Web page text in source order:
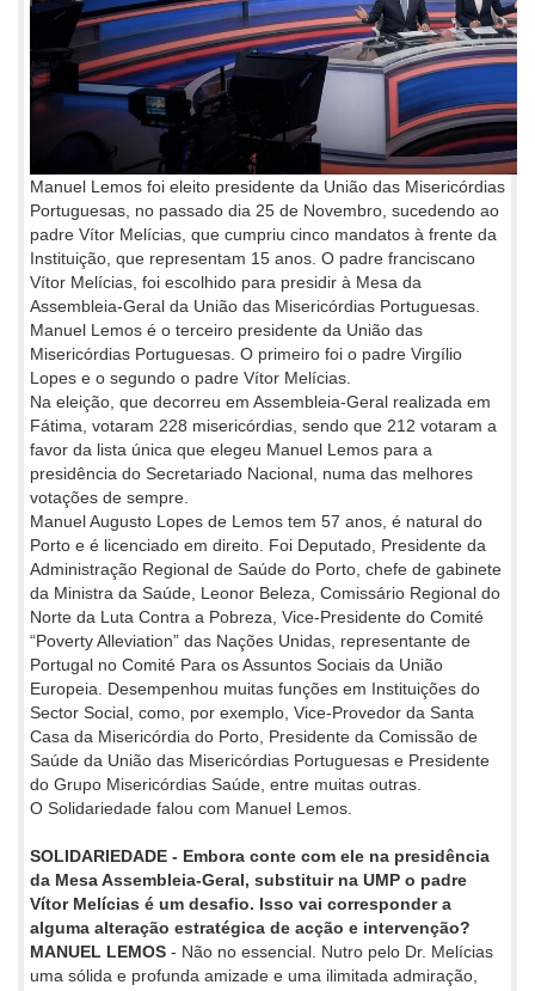
Manuel Lemos foi eleito presidente da União das Misericórdias
Portuguesas, no passado dia 25 de Novembro, sucedendo ao
padre Vítor Melícias, que cumpriu cinco mandatos à frente da
Instituição, que representam 15 anos. O padre franciscano
Vítor Melícias, foi escolhido para presidir à Mesa da
Assembleia-Geral da União das Misericórdias Portuguesas.
Manuel Lemos é o terceiro presidente da União das
Misericórdias Portuguesas. O primeiro foi o padre Virgílio
Lopes e o segundo o padre Vítor Melícias.
Na eleição, que decorreu em Assembleia-Geral realizada em
Fátima, votaram 228 misericórdias, sendo que 212 votaram a
favor da lista única que elegeu Manuel Lemos para a
presidência do Secretariado Nacional, numa das melhores
votações de sempre.
Manuel Augusto Lopes de Lemos tem 57 anos, é natural do
Porto e é licenciado em direito. Foi Deputado, Presidente da
Administração Regional de Saúde do Porto, chefe de gabinete
da Ministra da Saúde, Leonor Beleza, Comissário Regional do
Norte da Luta Contra a Pobreza, Vice-Presidente do Comité
“Poverty Alleviation” das Nações Unidas, representante de
Portugal no Comité Para os Assuntos Sociais da União
Europeia. Desempenhou muitas funções em Instituições do
Sector Social, como, por exemplo, Vice-Provedor da Santa
Casa da Misericórdia do Porto, Presidente da Comissão de
Saúde da União das Misericórdias Portuguesas e Presidente
do Grupo Misericórdias Saúde, entre muitas outras.
O Solidariedade falou com Manuel Lemos.
SOLIDARIEDADE - Embora conte com ele na presidência
da Mesa Assembleia-Geral, substituir na UMP o padre
Vítor Melícias é um desafio. Isso vai corresponder a
alguma alteração estratégica de acção e intervenção?
MANUEL LEMOS - Não no essencial. Nutro pelo Dr. Melícias
uma sólida e profunda amizade e uma ilimitada admiração,